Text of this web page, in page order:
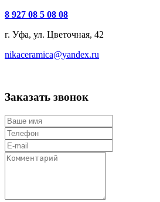
8 927 08 5 08 08
г. Уфа, ул. Цветочная, 42
nikaceramica@yandex.ru
Заказать звонок